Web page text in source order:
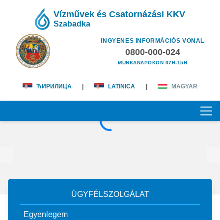
Vízművek és Csatornázási KKV
Szabadka
INGYENES INFORMÁCIÓS VONAL
0800-000-024
MUNKANAPOKON 07H-15H
ЋИРИЛИЦА LATINICA MAGYAR
küldetésünk és jövőképünk
ÜGYFÉLSZOLGÁLAT
vízdíjak
TEVÉKENYSÉGEINK
ÜGYFÉLSZOLGÁLAT
Egyenlegem